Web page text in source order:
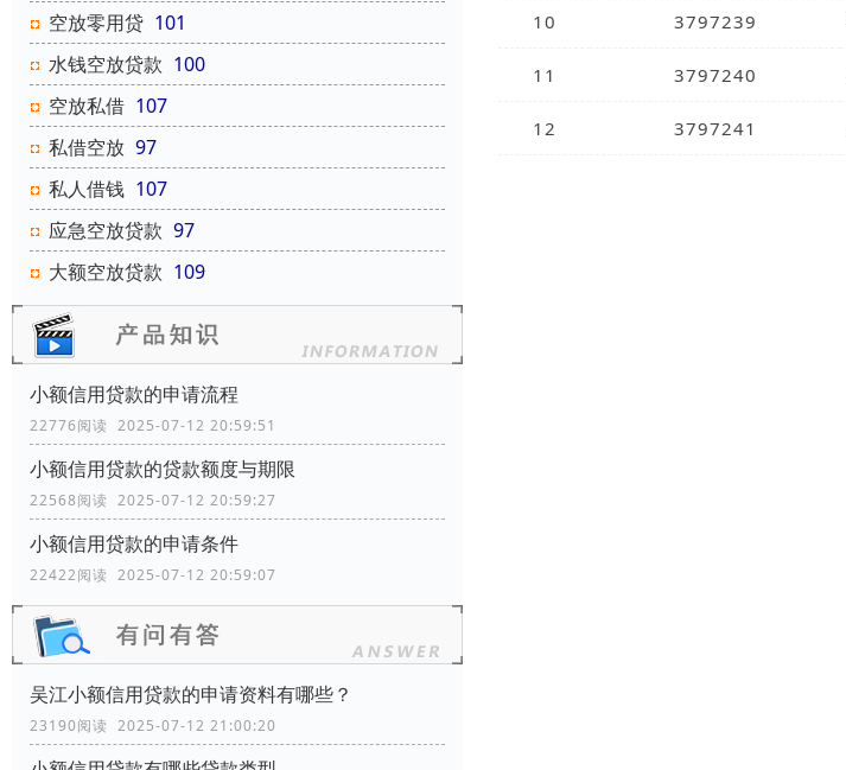
空放零用贷 101
水钱空放贷款 100
空放私借 107
私借空放 97
私人借钱 107
应急空放贷款 97
大额空放贷款 109
小额信用贷款的申请流程
22776阅读 2025-07-12 20:59:51
小额信用贷款的贷款额度与期限
22568阅读 2025-07-12 20:59:27
小额信用贷款的申请条件
22422阅读 2025-07-12 20:59:07
吴江小额信用贷款的申请资料有哪些？
23190阅读 2025-07-12 21:00:20
10 3797239
11 3797240
12 3797241